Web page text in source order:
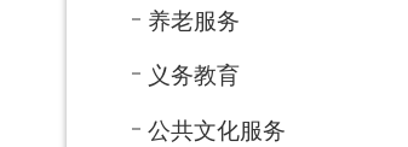
重大项目批准结果和服...
安全生产
基层政务公开目录